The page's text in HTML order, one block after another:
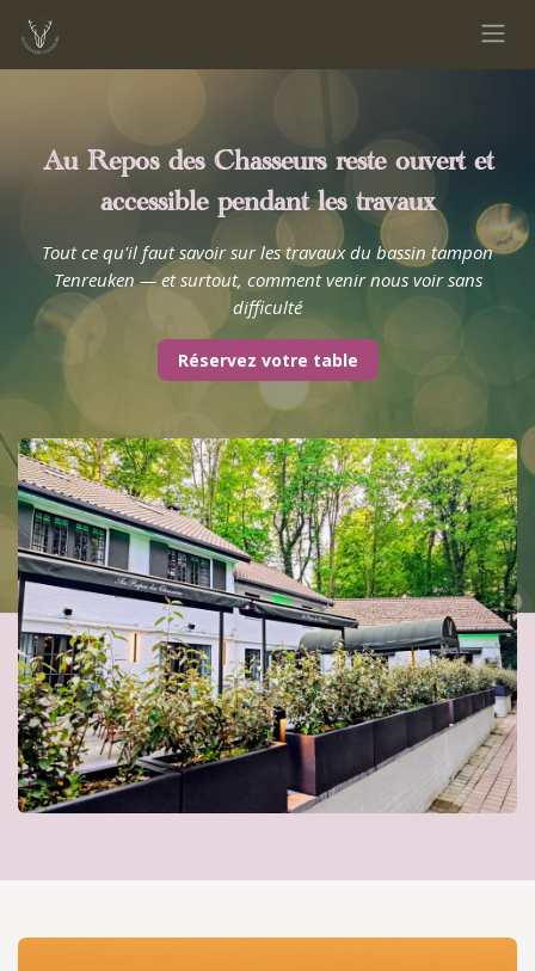
Au Repos des Chasseurs reste ouvert et
accessible pendant les travaux
Tout ce qu'il faut savoir sur les travaux du bassin tampon
Tenreuken — et surtout, comment venir nous voir sans
difficulté
Rése​​rvez votre t​​a​​ble